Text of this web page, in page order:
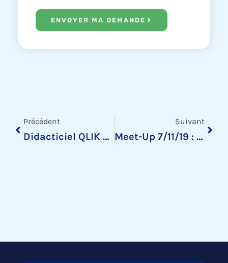
ENVOYER MA DEMANDE
Précédent
Didacticiel QLIK SENSE : Extension QsVariable & Colonne Dynamique
Suivant
Meet-Up 7/11/19 : Construire Une Application Qlikview